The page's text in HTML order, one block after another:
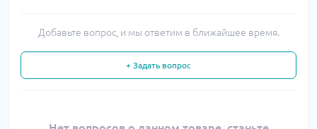
Добавьте вопрос, и мы ответим в ближайшее время.
+ Задать вопрос